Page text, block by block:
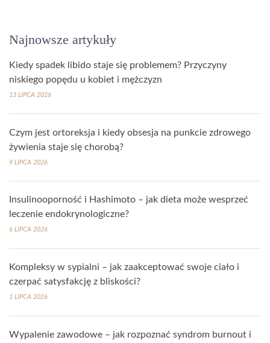
Najnowsze artykuły
Kiedy spadek libido staje się problemem? Przyczyny
niskiego popędu u kobiet i mężczyzn
13 LIPCA 2026
Czym jest ortoreksja i kiedy obsesja na punkcie zdrowego
żywienia staje się chorobą?
9 LIPCA 2026
Insulinooporność i Hashimoto – jak dieta może wesprzeć
leczenie endokrynologiczne?
6 LIPCA 2026
Kompleksy w sypialni – jak zaakceptować swoje ciało i
czerpać satysfakcję z bliskości?
1 LIPCA 2026
Wypalenie zawodowe – jak rozpoznać syndrom burnout i